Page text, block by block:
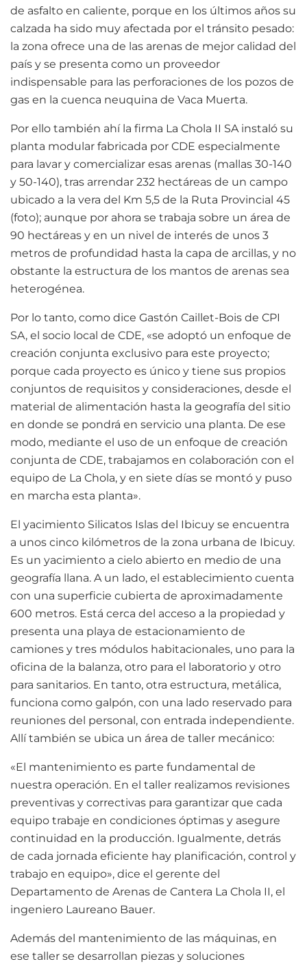
de asfalto en caliente, porque en los últimos años su
calzada ha sido muy afectada por el tránsito pesado:
la zona ofrece una de las arenas de mejor calidad del
país y se presenta como un proveedor
indispensable para las perforaciones de los pozos de
gas en la cuenca neuquina de Vaca Muerta.
Por ello también ahí la firma La Chola II SA instaló su
planta modular fabricada por CDE especialmente
para lavar y comercializar esas arenas (mallas 30-140
y 50-140), tras arrendar 232 hectáreas de un campo
ubicado a la vera del Km 5,5 de la Ruta Provincial 45
(foto); aunque por ahora se trabaja sobre un área de
90 hectáreas y en un nivel de interés de unos 3
metros de profundidad hasta la capa de arcillas, y no
obstante la estructura de los mantos de arenas sea
heterogénea.
Por lo tanto, como dice Gastón Caillet-Bois de CPI
SA, el socio local de CDE, «se adoptó un enfoque de
creación conjunta exclusivo para este proyecto;
porque cada proyecto es único y tiene sus propios
conjuntos de requisitos y consideraciones, desde el
material de alimentación hasta la geografía del sitio
en donde se pondrá en servicio una planta. De ese
modo, mediante el uso de un enfoque de creación
conjunta de CDE, trabajamos en colaboración con el
equipo de La Chola, y en siete días se montó y puso
en marcha esta planta».
El yacimiento Silicatos Islas del Ibicuy se encuentra
a unos cinco kilómetros de la zona urbana de Ibicuy.
Es un yacimiento a cielo abierto en medio de una
geografía llana. A un lado, el establecimiento cuenta
con una superficie cubierta de aproximadamente
600 metros. Está cerca del acceso a la propiedad y
presenta una playa de estacionamiento de
camiones y tres módulos habitacionales, uno para la
oficina de la balanza, otro para el laboratorio y otro
para sanitarios. En tanto, otra estructura, metálica,
funciona como galpón, con una lado reservado para
reuniones del personal, con entrada independiente.
Allí también se ubica un área de taller mecánico:
«El mantenimiento es parte fundamental de
nuestra operación. En el taller realizamos revisiones
preventivas y correctivas para garantizar que cada
equipo trabaje en condiciones óptimas y asegure
continuidad en la producción. Igualmente, detrás
de cada jornada eficiente hay planificación, control y
trabajo en equipo», dice el gerente del
Departamento de Arenas de Cantera La Chola II, el
ingeniero Laureano Bauer.
Además del mantenimiento de las máquinas, en
ese taller se desarrollan piezas y soluciones